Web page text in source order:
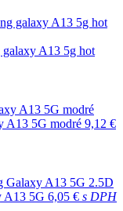
A13 5g hot
A13 5G modré 9,12 €
2.5D
A13 5G 6,05 € s DPH